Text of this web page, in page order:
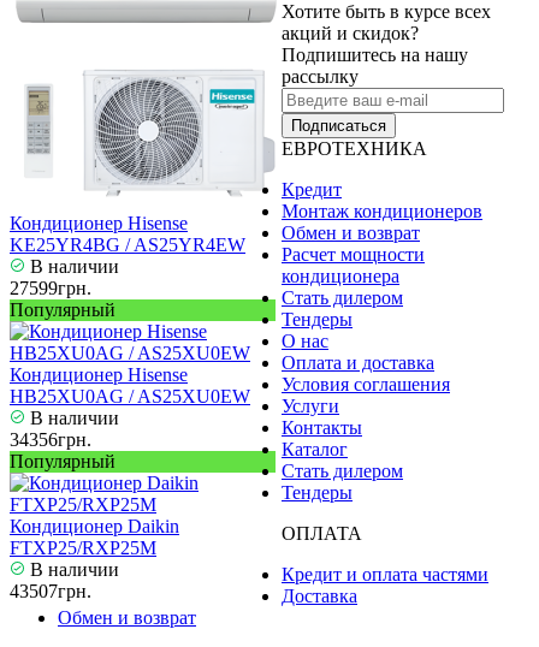
Кондиционер Hisense
KE25YR4BG / AS25YR4EW
В наличии
27599грн.
Популярный
Кондиционер Hisense
HB25XU0AG / AS25XU0EW
В наличии
34356грн.
Популярный
Кондиционер Daikin
FTXP25/RXP25M
В наличии
43507грн.
Хотите быть в курсе всех
акций и скидок?
Подпишитесь на нашу
рассылку
Подписаться
ЕВРОТЕХНИКА
Кредит
Монтаж кондиционеров
Обмен и возврат
Расчет мощности
кондиционера
Стать дилером
Тендеры
О нас
Оплата и доставка
Условия соглашения
Услуги
Контакты
Каталог
Стать дилером
Тендеры
ОПЛАТА
Кредит и оплата частями
Доставка
Обмен и возврат